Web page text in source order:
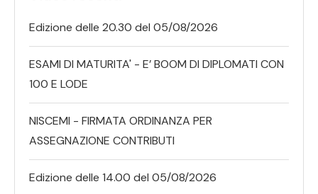
Edizione delle 20.30 del 05/08/2026
ESAMI DI MATURITA' - E’ BOOM DI DIPLOMATI CON
100 E LODE
NISCEMI - FIRMATA ORDINANZA PER
ASSEGNAZIONE CONTRIBUTI
Edizione delle 14.00 del 05/08/2026